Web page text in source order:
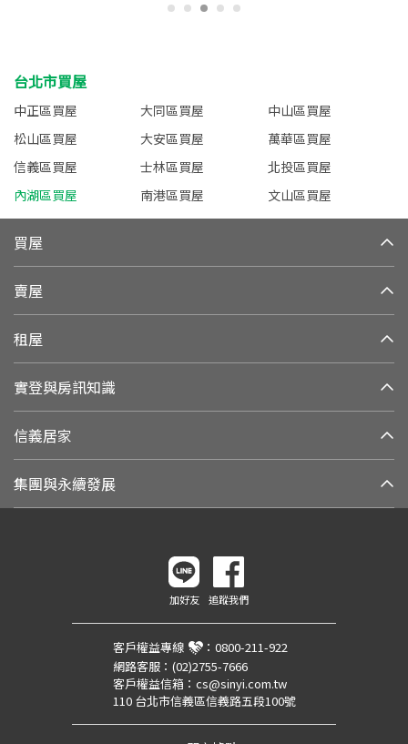
台北市買屋
中正區買屋 大同區買屋
中山區買屋
松山區買屋
大安區買屋
萬華區買屋
信義區買屋
士林區買屋
北投區買屋
內湖區買屋
南港區買屋 文山區買屋
買屋
賣屋
租屋
實登與房訊知識
信義居家
集團與永續發展
加好友 追蹤我們
客戶權益專線 ： 0800-211-922
網路客服： (02)2755-7666
客戶權益信箱： cs@sinyi.com.tw
110 台北市信義區信義路五段100號